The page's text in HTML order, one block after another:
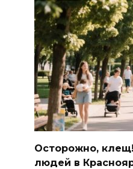
Осторожно,
людей в